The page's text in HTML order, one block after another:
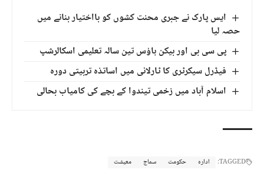
ایس پارک نے جبری محنت کشوں کو بااختیار بنانے میں
حصہ لیا
پی سی بی اور بیکن ہاؤس تین سالہ تعلیمی اسکالرشپ
فیڈرل سیکرٹری کا ٹارلائی میں اساتذہ تربیتی دورہ
اسلام آباد میں زخمی تیندوا کے بچے کی کامیاب بحالی
TAGGED: ادارہ حکومت سماج معیشت